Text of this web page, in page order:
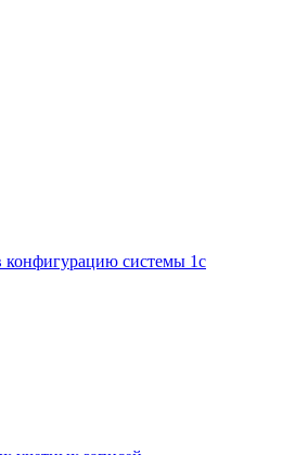
системы 1с